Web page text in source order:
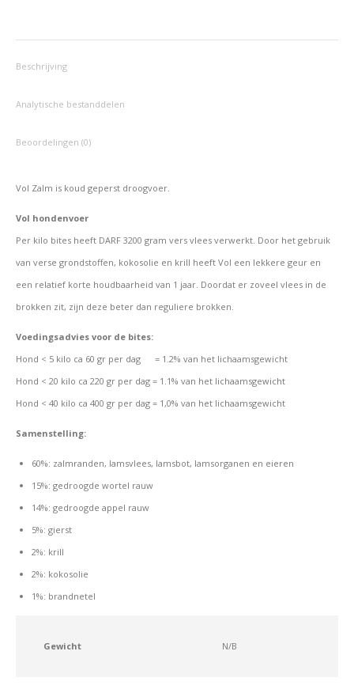
Beschrijving
Analytische bestanddelen
Beoordelingen (0)
Vol Zalm is koud geperst droogvoer.
Vol hondenvoer
Per kilo bites heeft DARF 3200 gram vers vlees verwerkt. Door het gebruik
van verse grondstoffen, kokosolie en krill heeft Vol een lekkere geur en
een relatief korte houdbaarheid van 1 jaar. Doordat er zoveel vlees in de
brokken zit, zijn deze beter dan reguliere brokken.
Voedingsadvies voor de bites:
Hond < 5 kilo ca 60 gr per dag = 1.2% van het lichaamsgewicht
Hond < 20 kilo ca 220 gr per dag = 1.1% van het lichaamsgewicht
Hond < 40 kilo ca 400 gr per dag = 1,0% van het lichaamsgewicht
Samenstelling:
60%: zalmranden, lamsvlees, lamsbot, lamsorganen en eieren
15%: gedroogde wortel rauw
14%: gedroogde appel rauw
5%: gierst
2%: krill
2%: kokosolie
1%: brandnetel
Gewicht N/B